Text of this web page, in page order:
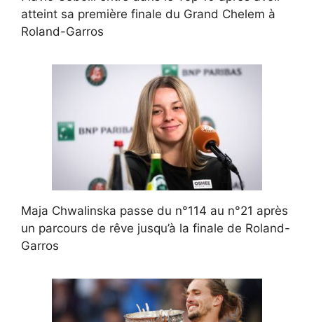
atteint sa première finale du Grand Chelem à
Roland-Garros
Maja Chwalinska passe du n°114 au n°21 après
un parcours de rêve jusqu’à la finale de Roland-
Garros